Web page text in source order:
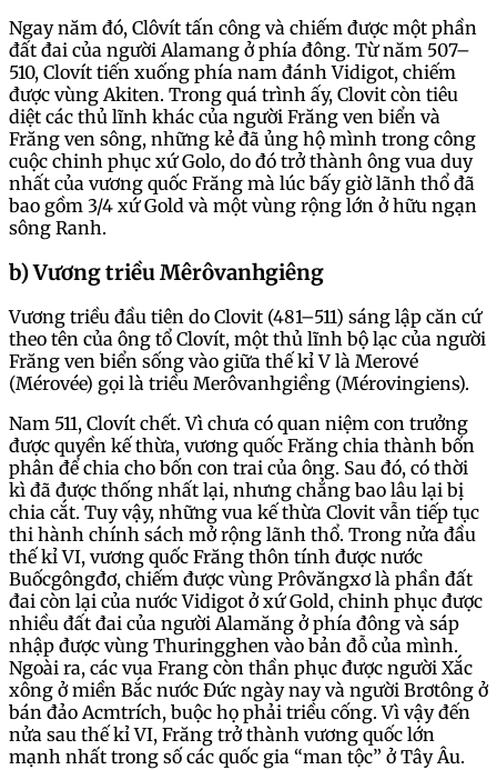
Ngay năm đó, Clôvít tấn công và chiếm được một phần
đất đai của người Alamang ở phía đông. Từ năm 507–
510, Clovít tiến xuống phía nam đánh Vidigot, chiếm
được vùng Akiten. Trong quá trình ấy, Clovit còn tiêu
diệt các thủ lĩnh khác của người Frăng ven biển và
Frăng ven sông, những kẻ đã ủng hộ mình trong công
cuộc chinh phục xứ Golo, do đó trở thành ông vua duy
nhất của vương quốc Frăng mà lúc bấy giờ lãnh thổ đã
bao gồm 3/4 xứ Gold và một vùng rộng lớn ở hữu ngạn
sông Ranh.
b) Vương triều Mêrôvanhgiêng
Vương triều đầu tiên do Clovit (481–511) sáng lập căn cứ
theo tên của ông tổ Clovít, một thủ lĩnh bộ lạc của người
Frăng ven biển sống vào giữa thế kỉ V là Merové
(Mérovée) gọi là triều Merôvanhgiềng (Mérovingiens).
Nam 511, Clovít chết. Vì chưa có quan niệm con trưởng
được quyền kế thừa, vương quốc Frăng chia thành bốn
phân để chia cho bốn con trai của ông. Sau đó, có thời
kì đã được thống nhất lại, nhưng chẳng bao lâu lại bị
chia cắt. Tuy vậy, những vua kế thừa Clovit vẫn tiếp tục
thi hành chính sách mở rộng lãnh thổ. Trong nửa đầu
thế kỉ VI, vương quốc Frăng thôn tính được nước
Buốcgôngđơ, chiếm được vùng Prôvăngxơ là phần đất
đai còn lại của nước Vidigot ở xứ Gold, chinh phục được
nhiều đất đai của người Alamăng ở phía đông và sáp
nhập được vùng Thuringghen vào bản đỗ của mình.
Ngoài ra, các vua Frang còn thần phục được người Xắc
xông ở miền Bắc nước Đức ngày nay và người Brơtông ở
bán đảo Acmtrích, buộc họ phải triều cống. Vì vậy đến
nửa sau thế kỉ VI, Frăng trở thành vương quốc lớn
mạnh nhất trong số các quốc gia “man tộc” ở Tây Âu.